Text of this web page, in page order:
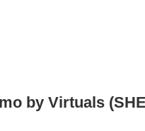
by Virtuals
by Virtualsの今後は？